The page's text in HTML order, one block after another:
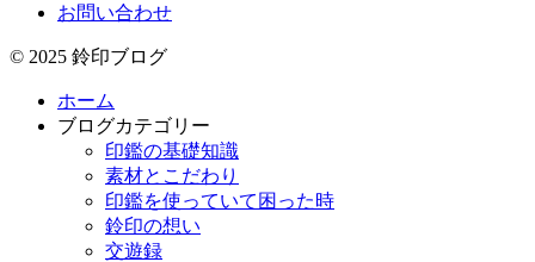
お問い合わせ
© 2025 鈴印ブログ
ホーム
ブログカテゴリー
印鑑の基礎知識
素材とこだわり
印鑑を使っていて困った時
鈴印の想い
交遊録